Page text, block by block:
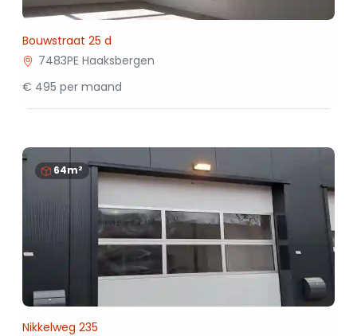
Bouwstraat 25 d
7483PE Haaksbergen
€ 495 per maand
64m²
Nikkelweg 235